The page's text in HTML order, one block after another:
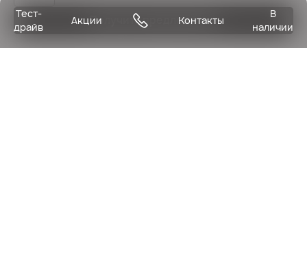
Получить предложение
Тест-
драйв
Акции Контакты
В
наличии